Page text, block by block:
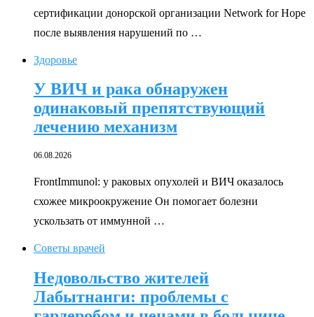
сертификации донорской организации Network for Hope
после выявления нарушений по …
Здоровье
У ВИЧ и рака обнаружен
одинаковый препятствующий
лечению механизм
06.08.2026
FrontImmunol: у раковых опухолей и ВИЧ оказалось
схожее микроокружение Он помогает болезни
ускользать от иммунной …
Советы врачей
Недовольство жителей
Лабытнанги: проблемы с